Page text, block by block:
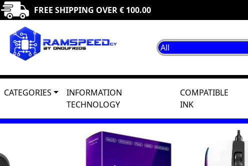
FREE SHIPPING OVER € 100.00
CATEGORIES
INFORMATION
TECHNOLOGY
COMPATIBLE
INK